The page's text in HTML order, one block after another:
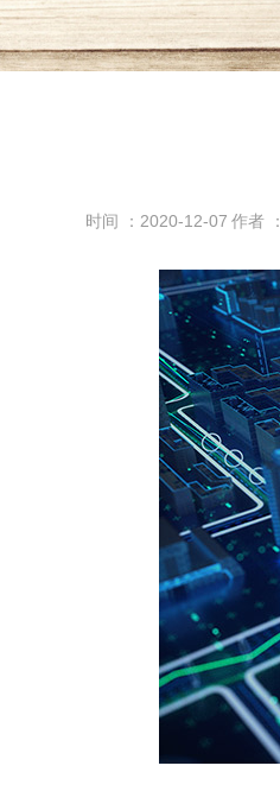
时间 ：2020-12-07 作者 ：